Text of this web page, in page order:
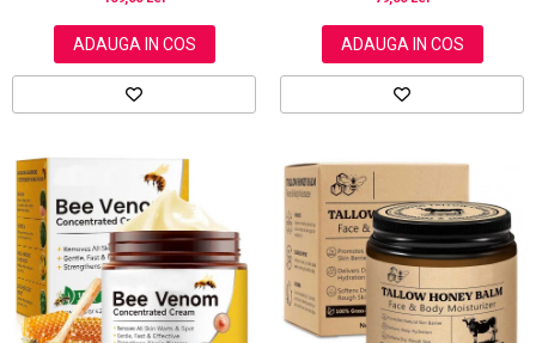
ADAUGA IN COS ADAUGA IN COS